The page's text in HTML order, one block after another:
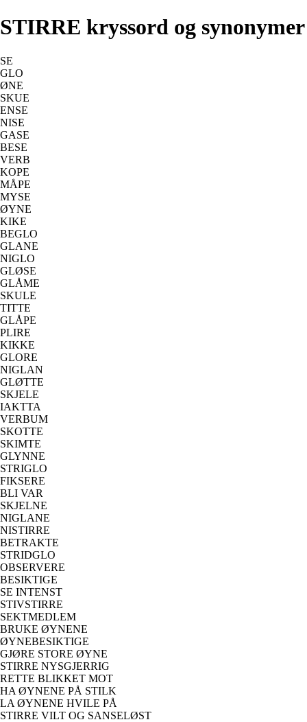
STIRRE kryssord og synonymer
SE
GLO
ØNE
SKUE
ENSE
NISE
GASE
BESE
VERB
KOPE
MÅPE
MYSE
ØYNE
KIKE
BEGLO
GLANE
NIGLO
GLØSE
GLÅME
SKULE
TITTE
GLÅPE
PLIRE
KIKKE
GLORE
NIGLAN
GLØTTE
SKJELE
IAKTTA
VERBUM
SKOTTE
SKIMTE
GLYNNE
STRIGLO
FIKSERE
BLI VAR
SKJELNE
NIGLANE
NISTIRRE
BETRAKTE
STRIDGLO
OBSERVERE
BESIKTIGE
SE INTENST
STIVSTIRRE
SEKTMEDLEM
BRUKE ØYNENE
ØYNEBESIKTIGE
GJØRE STORE ØYNE
STIRRE NYSGJERRIG
RETTE BLIKKET MOT
HA ØYNENE PÅ STILK
LA ØYNENE HVILE PÅ
STIRRE VILT OG SANSELØST